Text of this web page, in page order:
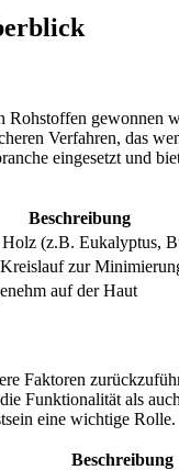
Rohstoffen gewonnen
Verfahren, das
eingesetzt und
Beschreibung
Holz (z.B. Eukalyptus,
Kreislauf zur
auf der Haut
Faktoren
Funktionalität als
eine wichtige Rolle.
Beschreibung